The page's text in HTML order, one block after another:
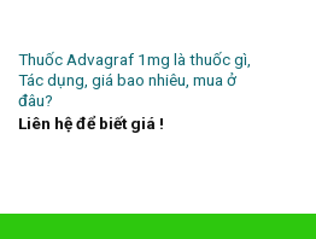
Thuốc Advagraf 1mg là thuốc gì,
Tác dụng, giá bao nhiêu, mua ở
đâu?
Liên hệ để biết giá !